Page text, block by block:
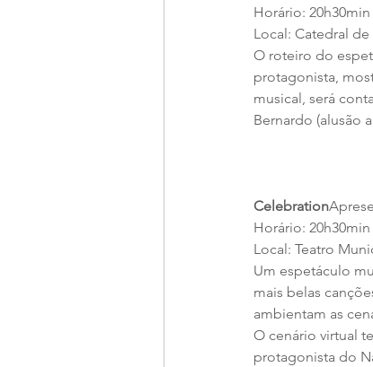
Horário: 20h30min
Local: Catedral de
O roteiro do
protagonista,
musical, será
Bernardo (alusão
Celebration
Horário: 20h30min
Local: Teatro
Um espetáculo
mais belas
ambientam as
O cenário virtual
protagonista do